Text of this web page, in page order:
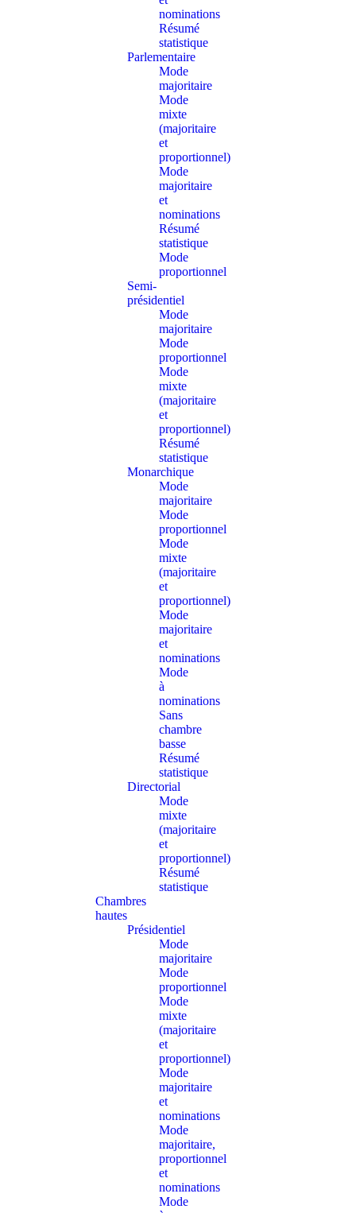
nominations
Résumé
statistique
Parlementaire
Mode
majoritaire
Mode
mixte
(majoritaire
et
proportionnel)
Mode
majoritaire
et
nominations
Résumé
statistique
Mode
proportionnel
Semi-
présidentiel
Mode
majoritaire
Mode
proportionnel
Mode
mixte
(majoritaire
et
proportionnel)
Résumé
statistique
Monarchique
Mode
majoritaire
Mode
proportionnel
Mode
mixte
(majoritaire
et
proportionnel)
Mode
majoritaire
et
nominations
Mode
à
nominations
Sans
chambre
basse
Résumé
statistique
Directorial
Mode
mixte
(majoritaire
et
proportionnel)
Résumé
statistique
Chambres
hautes
Présidentiel
Mode
majoritaire
Mode
proportionnel
Mode
mixte
(majoritaire
et
proportionnel)
Mode
majoritaire
et
nominations
Mode
majoritaire,
proportionnel
et
nominations
Mode